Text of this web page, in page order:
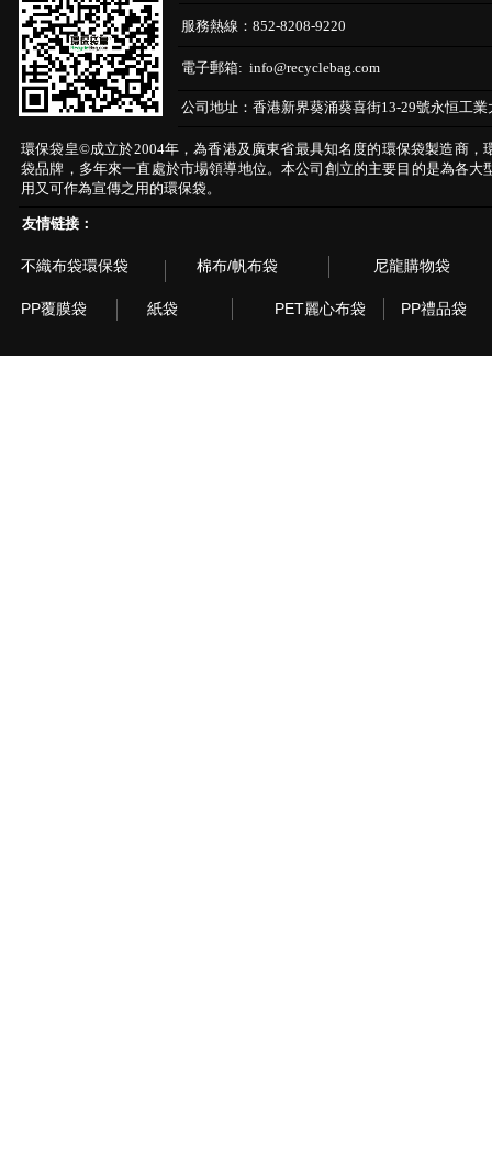
服務熱線： 852-8208-9220
電子郵箱: info@recyclebag.com
公司地址： 香港新界葵涌葵喜街13-29號永恒工業
環保袋皇©成立於2004年，為香港及廣東省最具知名度的環保袋製造商
袋品牌，多年來一直處於市場領導地位。本公司創立的主要目的是為各大
用又可作為宣傳之用的環保袋。
友情链接：
不織布袋環保袋 棉布/帆布袋 尼龍購物袋
PP覆膜袋 紙袋 PET麗心布袋 PP禮品袋